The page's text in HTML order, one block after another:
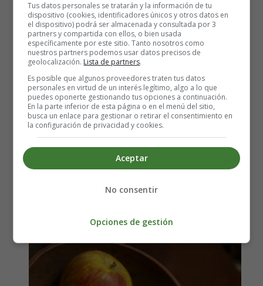
Detalles
Escrito por:Estefanía Morera
Categoría:Repostería
Última actualización: 28 Septiembre 2023
Leer más: Recetas de Postres con Aguacate 🥑
Postres con Manzana: El
Encanto del Otoño en tu
Tus datos personales se tratarán y la información de tu
dispositivo (cookies, identificadores únicos y otros datos en
el dispositivo) podrá ser almacenada y consultada por 3
partners y compartida con ellos, o bien usada
específicamente por este sitio. Tanto nosotros como
nuestros partners podemos usar datos precisos de
geolocalización. Lista de partners.
Es posible que algunos proveedores traten tus datos
personales en virtud de un interés legítimo, algo a lo que
puedes oponerte gestionando tus opciones a continuación.
En la parte inferior de esta página o en el menú del sitio,
busca un enlace para gestionar o retirar el consentimiento en
la configuración de privacidad y cookies.
Aceptar
No consentir
Opciones de gestión